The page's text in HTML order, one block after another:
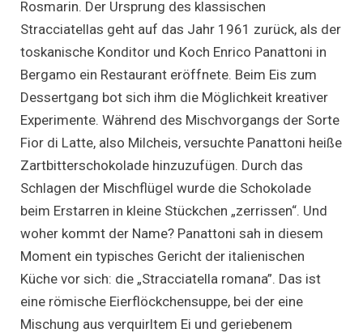
Rosmarin. Der Ursprung des klassischen
Stracciatellas geht auf das Jahr 1961 zurück, als der
toskanische Konditor und Koch Enrico Panattoni in
Bergamo ein Restaurant eröffnete. Beim Eis zum
Dessertgang bot sich ihm die Möglichkeit kreativer
Experimente. Während des Mischvorgangs der Sorte
Fior di Latte, also Milcheis, versuchte Panattoni heiße
Zartbitterschokolade hinzuzufügen. Durch das
Schlagen der Mischflügel wurde die Schokolade
beim Erstarren in kleine Stückchen „zerrissen“. Und
woher kommt der Name? Panattoni sah in diesem
Moment ein typisches Gericht der italienischen
Küche vor sich: die „Stracciatella romana”. Das ist
eine römische Eierflöckchensuppe, bei der eine
Mischung aus verquirltem Ei und geriebenem